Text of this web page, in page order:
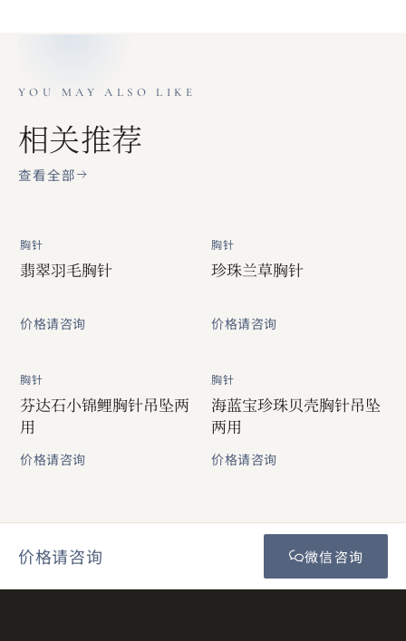
YOU MAY ALSO LIKE
相关推荐
查看全部
胸针
翡翠羽毛胸针
价格请咨询
胸针
珍珠兰草胸针
价格请咨询
胸针
芬达石小锦鲤胸针吊坠两
用
价格请咨询
胸针
海蓝宝珍珠贝壳胸针吊坠
两用
价格请咨询
价格请咨询 微信咨询